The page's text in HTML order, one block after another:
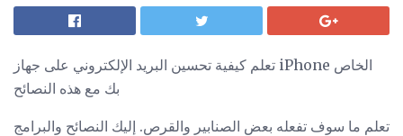
تعلم كيفية تحسين البريد الإلكتروني على جهاز iPhone الخاص
بك مع هذه النصائح
تعلم ما سوف تفعله بعض الصنابير والقرص. إليك النصائح والبرامج